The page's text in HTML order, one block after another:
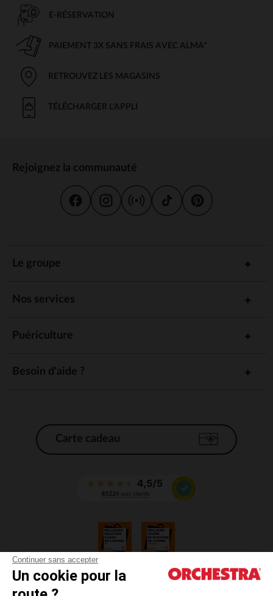
Continuer sans accepter
Un cookie pour la
E-RÉSERVATION
PAIEMENT 3X SANS FRAIS AVEC ALMA*
RETROUVEZ LES MAGASINS
TÉLÉCHARGER L'APPLI
Rejoignez la communauté
Le groupe
Nos services
Puériculture
Besoin d'aide ?
Carte cadeau